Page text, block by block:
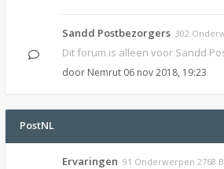
Sandd Postbezorgers 302
Dit forum is alleen voor Sandd
door Nemrut 06 nov 2018, 19:23
PostNL
Ervaringen 91 Onderwerpen 2768